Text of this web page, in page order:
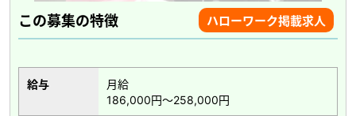
この募集の特徴 ハローワーク掲載求人
給与
月給
186,000円～258,000円